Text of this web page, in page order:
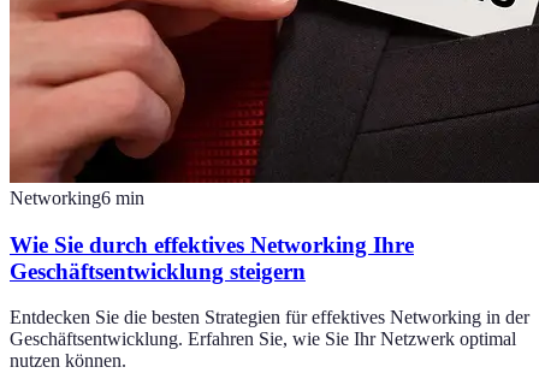
Networking6 min
Wie Sie durch effektives Networking Ihre
Geschäftsentwicklung steigern
Entdecken Sie die besten Strategien für effektives Networking in der
Geschäftsentwicklung. Erfahren Sie, wie Sie Ihr Netzwerk optimal
nutzen können.